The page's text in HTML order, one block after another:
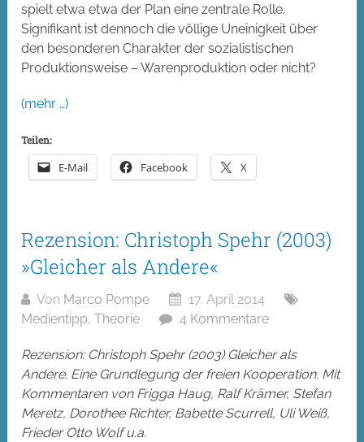
spielt etwa etwa der Plan eine zentrale Rolle.
Signifikant ist dennoch die völlige Uneinigkeit über
den besonderen Charakter der sozialistischen
Produktionsweise – Warenproduktion oder nicht?
(mehr …)
Teilen:
E-Mail Facebook X
Rezension: Christoph Spehr (2003)
»Gleicher als Andere«
Von Marco Pompe
17. April 2014
Medientipp,Theorie 4 Kommentare
Rezension: Christoph Spehr (2003) Gleicher als
Andere. Eine Grundlegung der freien Kooperation. Mit
Kommentaren von Frigga Haug, Ralf Krämer, Stefan
Meretz, Dorothee Richter, Babette Scurrell, Uli Weiß,
Frieder Otto Wolf u.a.